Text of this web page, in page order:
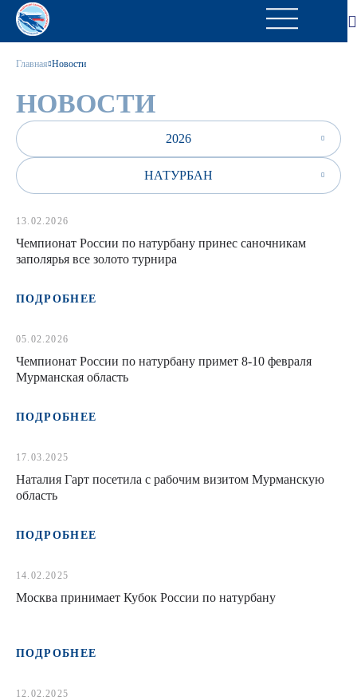
Главная Новости
НОВОСТИ
2026
НАТУРБАН
13.02.2026
Чемпионат России по натурбану принес саночникам
заполярья все золото турнира
ПОДРОБНЕЕ
05.02.2026
Чемпионат России по натурбану примет 8-10 февраля
Мурманская область
ПОДРОБНЕЕ
17.03.2025
Наталия Гарт посетила с рабочим визитом Мурманскую
область
ПОДРОБНЕЕ
14.02.2025
Москва принимает Кубок России по натурбану
ПОДРОБНЕЕ
12.02.2025